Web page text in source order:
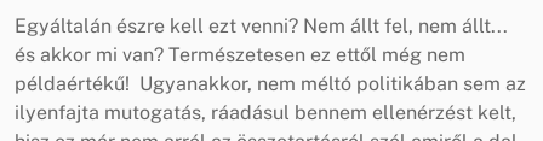
Egyáltalán észre kell ezt venni? Nem állt fel, nem állt...
és akkor mi van? Természetesen ez ettől még nem
példaértékű! Ugyanakkor, nem méltó politikában sem az
ilyenfajta mutogatás, ráadásul bennem ellenérzést kelt,